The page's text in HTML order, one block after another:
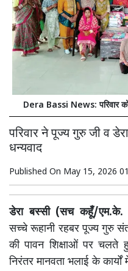
Dera Bassi News: परिवार को
परिवार ने पूज्य गुरु जी व
धन्यवाद
Published On May 15, 2026
डेरा बस्सी (सच कहूँ/एम.के.
सच्चे रूहानी रहबर पूज्य गुरु संत
की पावन शिक्षाओं पर चलते
निरंतर मानवता भलाई के